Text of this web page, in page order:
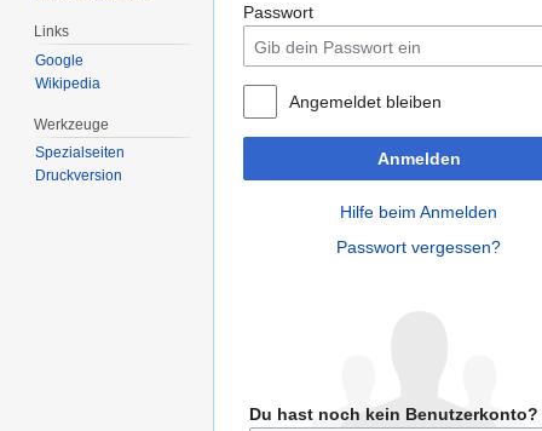
Passwort
Angemeldet bleiben
Anmelden
Hilfe beim Anmelden
Passwort vergessen?
Du hast noch kein Benutzerkonto?
Links
Google
Wikipedia
Werkzeuge
Spezialseiten
Druckversion